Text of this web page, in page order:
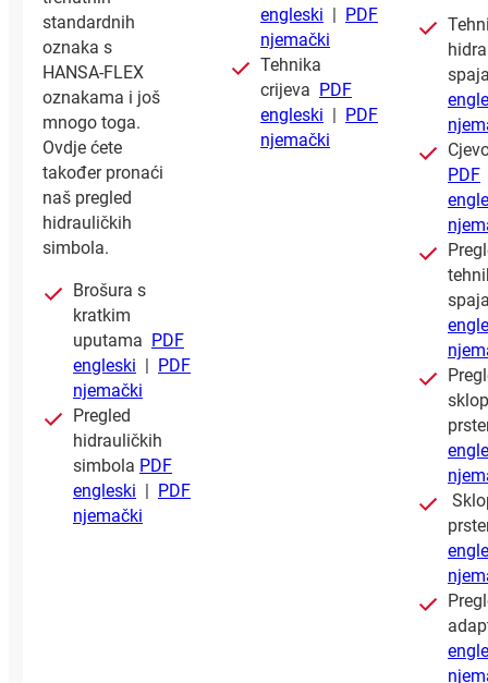
standardnih
oznaka s
HANSA‑FLEX
oznakama i još
mnogo toga.
Ovdje ćete
također pronaći
naš pregled
hidrauličkih
simbola.
Brošura s
kratkim
uputama PDF
engleski | PDF
njemački
Pregled
hidrauličkih
simbola PDF
engleski | PDF
njemački
engleski | PDF
njemački
Tehnika
crijeva PDF
engleski | PDF
njemački
PDF